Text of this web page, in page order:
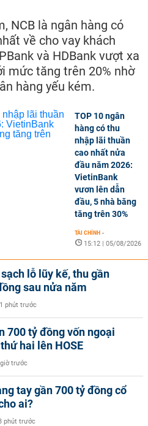
NCB là ngân hàng có
về cho vay khách
và HDBank vượt xa
mức tăng trên 20% nhờ
hàng yếu kém.
TOP 10 ngân
hàng có thu
nhập lãi thuần
cao nhất nửa
đầu năm 2026:
VietinBank
vươn lên dẫn
đầu, 5 nhà băng
tăng trên 30%
TÀI CHÍNH -
15:12 | 05/08/2026
lỗ lũy kế, thu gần
sau nửa năm
phút trước
700 tỷ đồng vốn ngoại
hai lên HOSE
trước
tay gần 700 tỷ đồng cổ
ai?
phút trước